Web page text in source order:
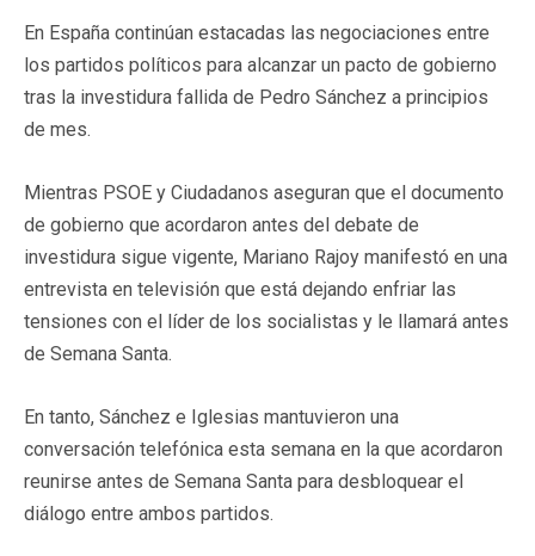
En España continúan estacadas las negociaciones entre
los partidos políticos para alcanzar un pacto de gobierno
tras la investidura fallida de Pedro Sánchez a principios
de mes.
Mientras PSOE y Ciudadanos aseguran que el documento
de gobierno que acordaron antes del debate de
investidura sigue vigente, Mariano Rajoy manifestó en una
entrevista en televisión que está dejando enfriar las
tensiones con el líder de los socialistas y le llamará antes
de Semana Santa.
En tanto, Sánchez e Iglesias mantuvieron una
conversación telefónica esta semana en la que acordaron
reunirse antes de Semana Santa para desbloquear el
diálogo entre ambos partidos.